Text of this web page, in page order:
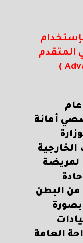
المتقدم
أمانة
لمريضة
حادة
من البطن
العامة